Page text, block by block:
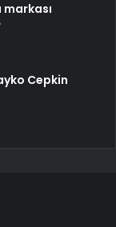
Cepkin